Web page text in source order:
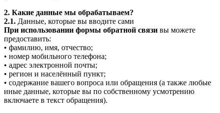
2. Какие данные мы обрабатываем?
2.1. Данные, которые вы вводите сами
При использовании формы обратной связи вы можете
предоставить:
• фамилию, имя, отчество;
• номер мобильного телефона;
• адрес электронной почты;
• регион и населённый пункт;
• содержание вашего вопроса или обращения (а также любые
иные данные, которые вы по собственному усмотрению
включаете в текст обращения).